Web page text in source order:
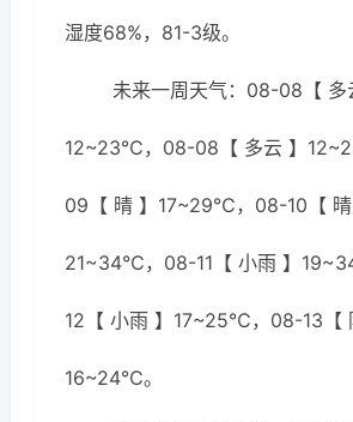
湿度68%，81-3级。
未来一周天气：08-08【 多
12~23℃，08-08【 多云 】
09【 晴 】17~29℃，08-10【 晴
21~34℃，08-11【 小雨 】
12【 小雨 】17~25℃，08-13【
16~24℃。